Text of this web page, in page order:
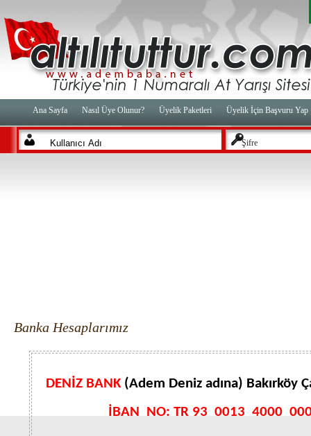
Ana Sayfa Nasıl Üye Olunur? Üyelik Paketleri Üyelik İçin Başvuru Yap
Şifre
Banka Hesaplarımız
DENİZ BANK(Adem Deniz adına) Bakırköy
İBAN
NO: TR 93 0013 4000